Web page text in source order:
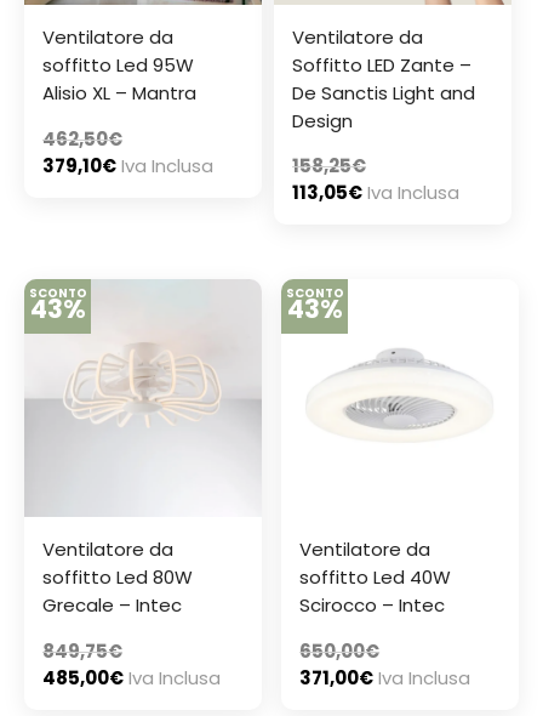
Ventilatore da
soffitto Led 95W
Alisio XL – Mantra
462,50€
379,10€Iva Inclusa
Ventilatore da
Soffitto LED Zante –
De Sanctis Light and
Design
158,25€
113,05€Iva Inclusa
SCONTO
43%
Ventilatore da
soffitto Led 80W
Grecale – Intec
849,75€
485,00€Iva Inclusa
SCONTO
43%
Ventilatore da
soffitto Led 40W
Scirocco – Intec
650,00€
371,00€Iva Inclusa